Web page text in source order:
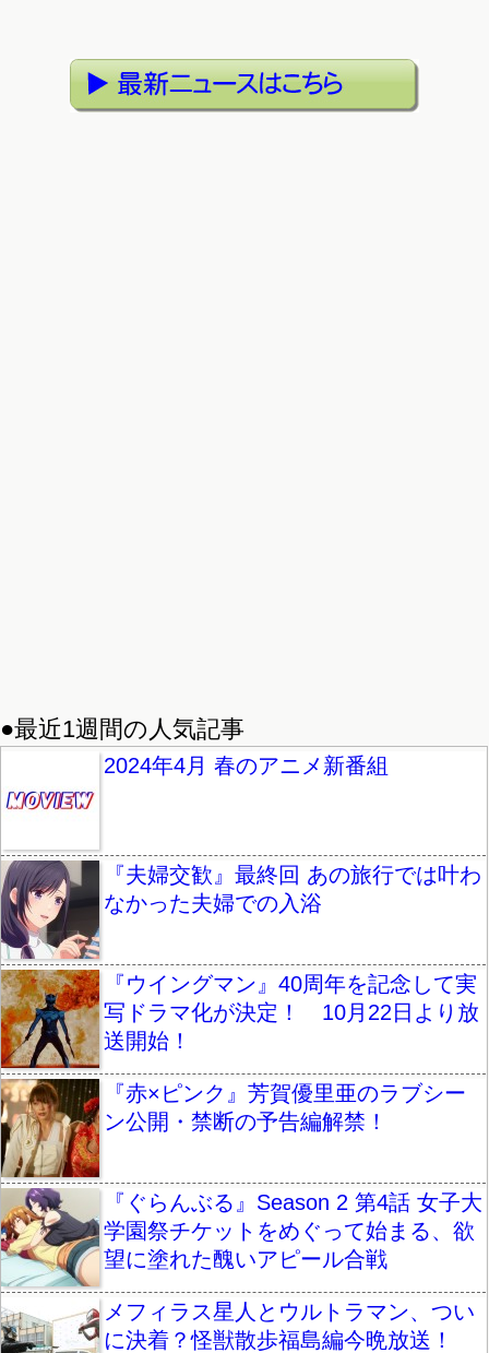
●最近1週間の人気記事
2024年4月 春のアニメ新番組
『夫婦交歓』最終回 あの旅行では叶わ
なかった夫婦での入浴
『ウイングマン』40周年を記念して実
写ドラマ化が決定！ 10月22日より放
送開始！
『赤×ピンク』芳賀優里亜のラブシー
ン公開・禁断の予告編解禁！
『ぐらんぶる』Season 2 第4話 女子大
学園祭チケットをめぐって始まる、欲
望に塗れた醜いアピール合戦
メフィラス星人とウルトラマン、つい
に決着？怪獣散歩福島編今晩放送！